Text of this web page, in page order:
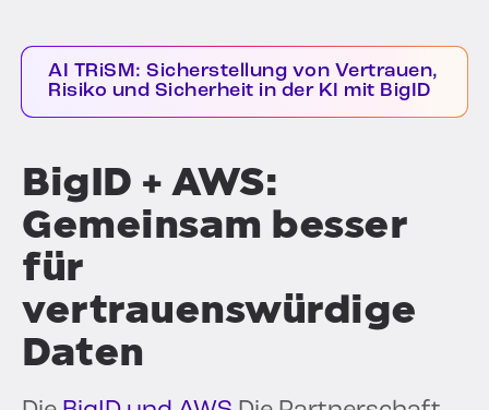
AI TRiSM: Sicherstellung von Vertrauen,
Risiko und Sicherheit in der KI mit BigID
BigID + AWS:
Gemeinsam besser
für
vertrauenswürdige
Daten